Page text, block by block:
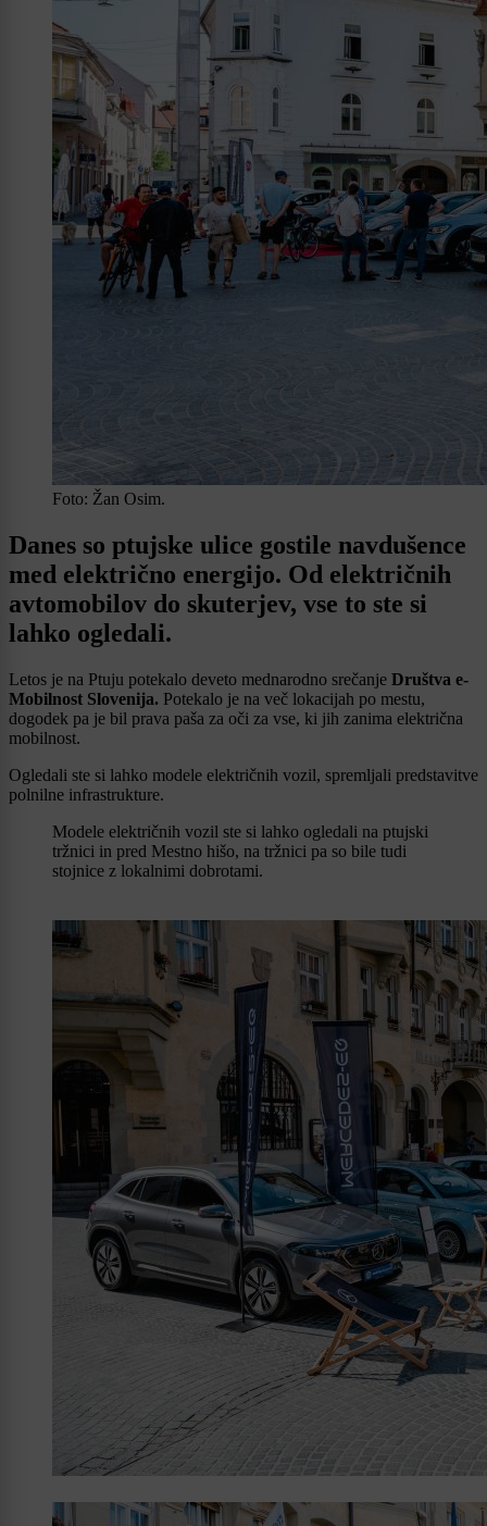
Foto: Žan Osim.
Danes so ptujske ulice gostile navdušence
med električno energijo. Od električnih
avtomobilov do skuterjev, vse to ste si
lahko ogledali.
Letos je na Ptuju potekalo deveto mednarodno srečanje Društva e-
Mobilnost Slovenija. Potekalo je na več lokacijah po mestu,
dogodek pa je bil prava paša za oči za vse, ki jih zanima električna
mobilnost.
Ogledali ste si lahko modele električnih vozil, spremljali predstavitve
polnilne infrastrukture.
Modele električnih vozil ste si lahko ogledali na ptujski
tržnici in pred Mestno hišo, na tržnici pa so bile tudi
stojnice z lokalnimi dobrotami.